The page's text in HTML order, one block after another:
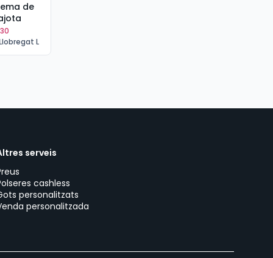
de
L
serveis
cashless
personalitzats
personalitzada